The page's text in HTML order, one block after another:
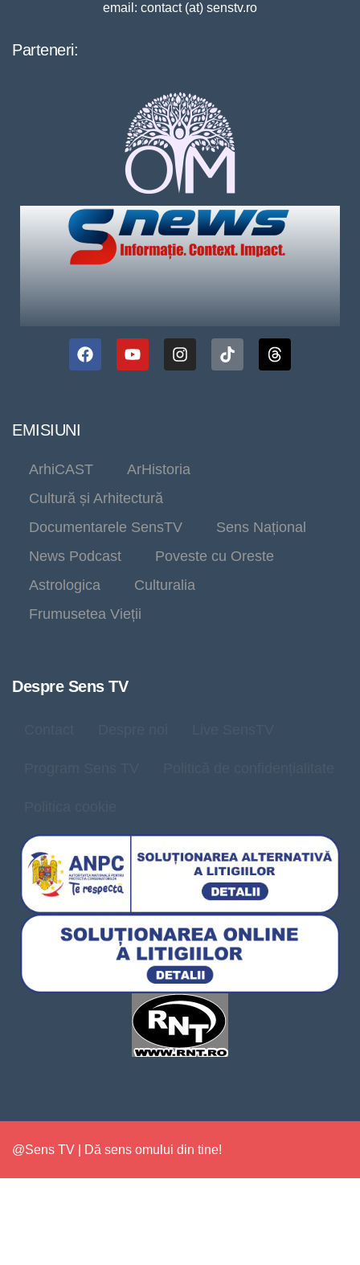
email: contact (at) senstv.ro
Parteneri:
EMISIUNI
ArhiCAST
ArHistoria
Cultură și Arhitectură
Documentarele SensTV
Sens Național
News Podcast
Poveste cu Oreste
Astrologica
Culturalia
Frumusetea Vieții
Despre Sens TV
@Sens TV | Dă sens omului din tine!